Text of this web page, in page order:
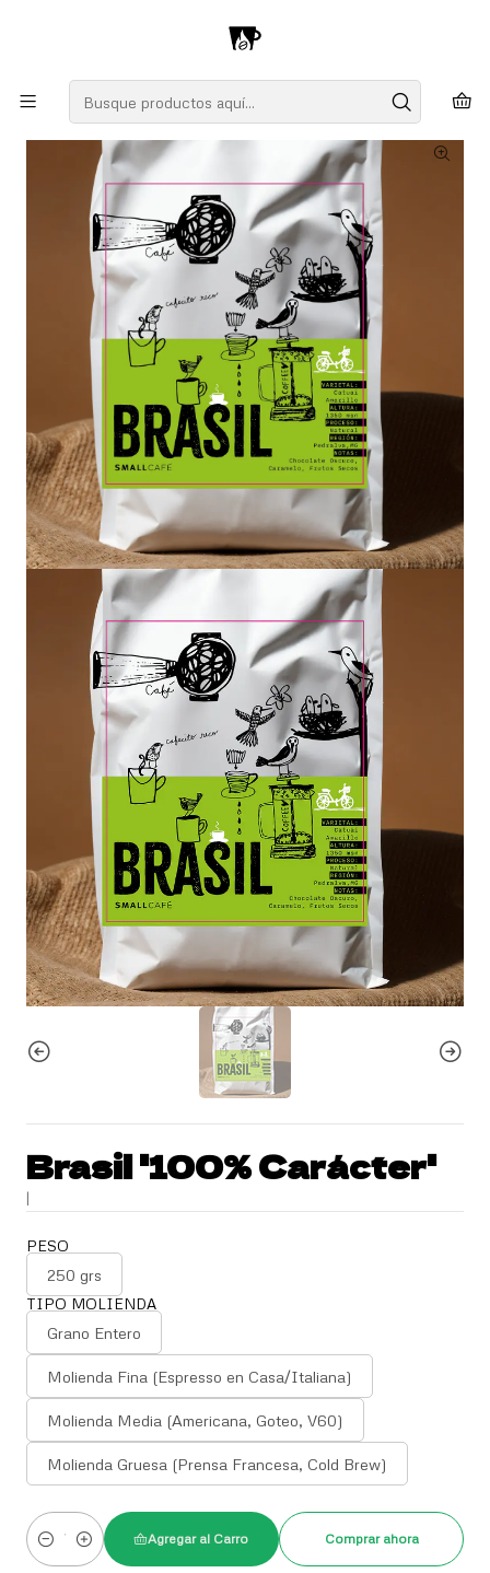
Brasil '100% Carácter'
|
PESO
250 grs
TIPO MOLIENDA
Grano Entero
Molienda Fina (Espresso en Casa/Italiana)
Molienda Media (Americana, Goteo, V60)
Molienda Gruesa (Prensa Francesa, Cold Brew)
Cantidad
Agregar al Carro Comprar ahora